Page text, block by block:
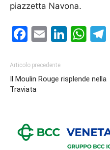
piazzetta Navona.
Facebook
Email
Articolo precedente
Il Moulin Rouge risplende nella
Traviata